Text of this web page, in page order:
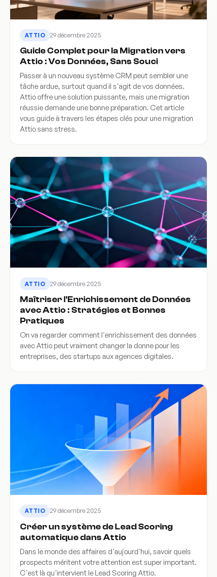
ATTIO 29 décembre 2025
Guide Complet pour la Migration vers
Attio : Vos Données, Sans Souci
Passer à un nouveau système CRM peut sembler une
tâche ardue, surtout quand il s'agit de vos données.
Attio offre une solution puissante, mais une migration
réussie demande une bonne préparation. Cet article
vous guide à travers les étapes clés pour une migration
Attio sans stress.
ATTIO 29 décembre 2025
Maîtriser l'Enrichissement de Données
avec Attio : Stratégies et Bonnes
Pratiques
On va regarder comment l'enrichissement des données
avec Attio peut vraiment changer la donne pour les
entreprises, des startups aux agences digitales.
ATTIO 29 décembre 2025
Créer un système de Lead Scoring
automatique dans Attio
Dans le monde des affaires d'aujourd'hui, savoir quels
prospects méritent votre attention est super important.
C'est là qu'intervient le Lead Scoring Attio.